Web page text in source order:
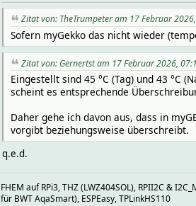
Zitat von: TheTrumpeter am 17 Februar
Sofern myGekko das nicht wieder
Zitat von: Gernertst am 17 Februar 2026,
Eingestellt sind 45 °C (Tag) und 43 °C
scheint es entsprechende
Daher gehe ich davon aus, dass in
vorgibt beziehungsweise überschreibt.
q.e.d.
FHEM auf RPi3, THZ (LWZ404SOL), RPII2C &
für BWT AqaSmart), ESPEasy, TPLinkHS110